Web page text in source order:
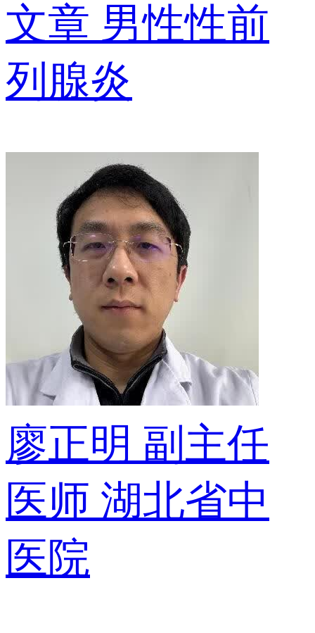
文章 男性性前
列腺炎
廖正明 副主任
医师 湖北省中
医院